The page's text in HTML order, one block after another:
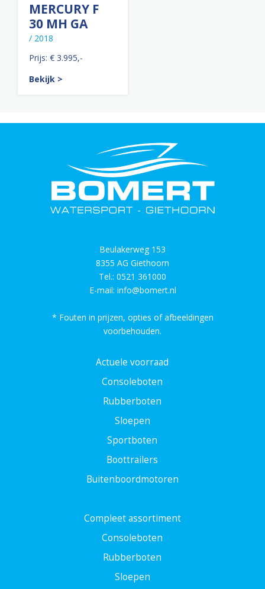
MERCURY F
30 MH GA
/ 2018
Prijs: € 3.995,-
Bekijk >
Beulakerweg 153
8355 AG Giethoorn
Tel.: 0521 361000
E-mail: info@bomert.nl
* Fouten in prijzen, opties of afbeeldingen
voorbehouden.
Actuele voorraad
Consoleboten
Rubberboten
Sloepen
Sportboten
Boottrailers
Buitenboordmotoren
Compleet assortiment
Consoleboten
Rubberboten
Sloepen